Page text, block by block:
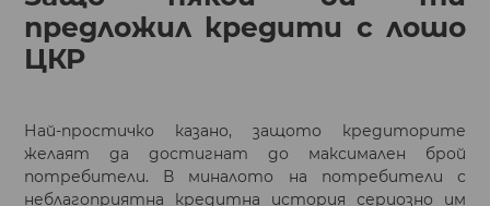
предложил кредити с лошо
ЦКР
Най-простичко казано, защото кредиторите
желаят да достигнат до максимален брой
потребители. В миналото на потребители с
неблагоприятна кредитна история сериозно им